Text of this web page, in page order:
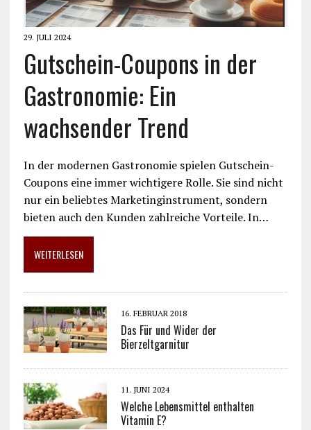
29. JULI 2024
Gutschein-Coupons in der
Gastronomie: Ein
wachsender Trend
In der modernen Gastronomie spielen Gutschein-
Coupons eine immer wichtigere Rolle. Sie sind nicht
nur ein beliebtes Marketinginstrument, sondern
bieten auch den Kunden zahlreiche Vorteile. In…
WEITERLESEN
16. FEBRUAR 2018
Das Für und Wider der
Bierzeltgarnitur
11. JUNI 2024
Welche Lebensmittel enthalten
Vitamin E?